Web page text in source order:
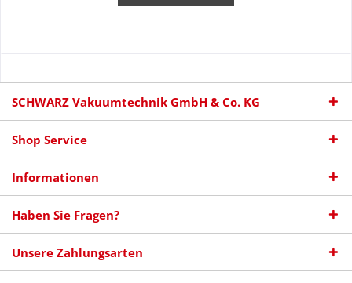
SCHWARZ Vakuumtechnik GmbH & Co. KG
Shop Service
Informationen
Haben Sie Fragen?
Unsere Zahlungsarten